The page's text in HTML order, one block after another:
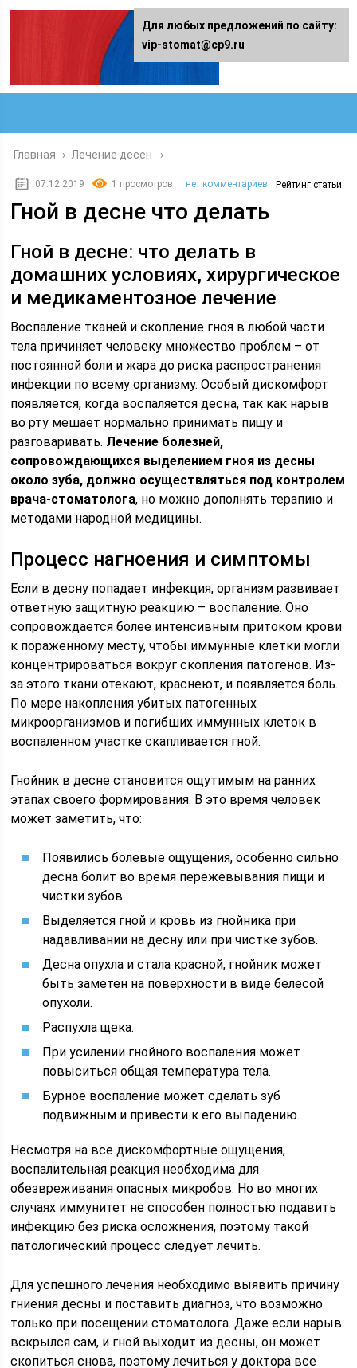
Главная › Лечение десен
07.12.2019 1 просмотров нет комментариев Рейтинг статьи
Гной в десне что делать
Гной в десне: что делать в
домашних условиях, хирургическое
и медикаментозное лечение
Воспаление тканей и скопление гноя в любой части
тела причиняет человеку множество проблем – от
постоянной боли и жара до риска распространения
инфекции по всему организму. Особый дискомфорт
появляется, когда воспаляется десна, так как нарыв
во рту мешает нормально принимать пищу и
разговаривать. Лечение болезней,
сопровождающихся выделением гноя из десны
около зуба, должно осуществляться под контролем
врача-стоматолога, но можно дополнять терапию и
методами народной медицины.
Процесс нагноения и симптомы
Если в десну попадает инфекция, организм развивает
ответную защитную реакцию – воспаление. Оно
сопровождается более интенсивным притоком крови
к пораженному месту, чтобы иммунные клетки могли
концентрироваться вокруг скопления патогенов. Из-
за этого ткани отекают, краснеют, и появляется боль.
По мере накопления убитых патогенных
микроорганизмов и погибших иммунных клеток в
воспаленном участке скапливается гной.
Гнойник в десне становится ощутимым на ранних
этапах своего формирования. В это время человек
может заметить, что:
Появились болевые ощущения, особенно сильно
десна болит во время пережевывания пищи и
чистки зубов.
Выделяется гной и кровь из гнойника при
надавливании на десну или при чистке зубов.
Десна опухла и стала красной, гнойник может
быть заметен на поверхности в виде белесой
опухоли.
Распухла щека.
При усилении гнойного воспаления может
повыситься общая температура тела.
Бурное воспаление может сделать зуб
подвижным и привести к его выпадению.
Несмотря на все дискомфортные ощущения,
воспалительная реакция необходима для
обезвреживания опасных микробов. Но во многих
случаях иммунитет не способен полностью подавить
инфекцию без риска осложнения, поэтому такой
патологический процесс следует лечить.
Для успешного лечения необходимо выявить причину
гниения десны и поставить диагноз, что возможно
только при посещении стоматолога. Даже если нарыв
вскрылся сам, и гной выходит из десны, он может
скопиться снова, поэтому лечиться у доктора все
Для любых предложений по сайту:
vip-stomat@cp9.ru